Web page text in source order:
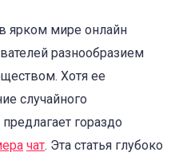
ярком мире онлайн
разнообразием
Хотя ее
случайного
гораздо
чат. Эта статья глубоко